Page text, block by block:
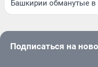
Башкирии обманутые
Подписаться на